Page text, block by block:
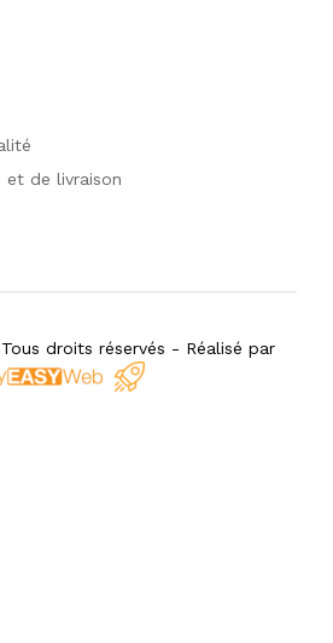
et de livraison
droits réservés - Réalisé par